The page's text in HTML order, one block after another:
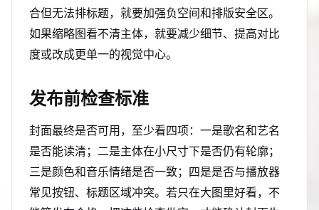
合但无法排标题，就要加强负空间和排版安全区。
如果缩略图看不清主体，就要减少细节、提高对比
度或改成更单一的视觉中心。
发布前检查标准
封面最终是否可用，至少看四项：一是歌名和艺名
是否能读清；二是主体在小尺寸下是否仍有轮廓；
三是颜色和音乐情绪是否一致；四是是否与播放器
常见按钮、标题区域冲突。若只在大图里好看，不